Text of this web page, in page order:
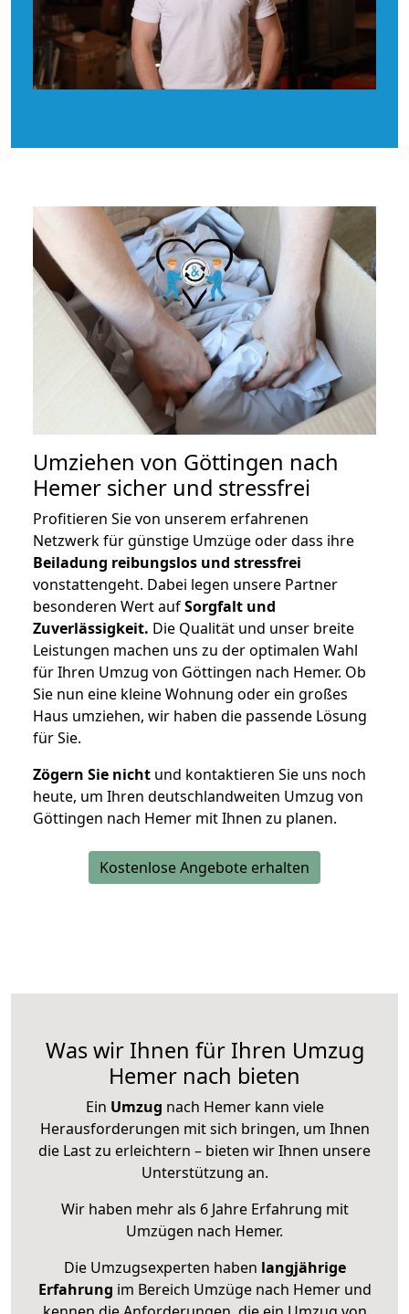
Umziehen von Göttingen nach
Hemer sicher und stressfrei
Profitieren Sie von unserem erfahrenen
Netzwerk für günstige Umzüge oder dass ihre
Beiladung reibungslos und stressfrei
vonstattengeht. Dabei legen unsere Partner
besonderen Wert aufSorgfalt und
Zuverlässigkeit. Die Qualität und unser breite
Leistungen machen uns zu der optimalen Wahl
für Ihren Umzug von Göttingen nach Hemer. Ob
Sie nun eine kleine Wohnung oder ein großes
Haus umziehen, wir haben die passende Lösung
für Sie.
Zögern Sie nicht und kontaktieren Sie uns noch
heute, um Ihren deutschlandweiten Umzug von
Göttingen nach Hemer mit Ihnen zu planen.
Kostenlose Angebote erhalten
Was wir Ihnen für Ihren Umzug
Hemer nach bieten
Ein Umzug nach Hemer kann viele
Herausforderungen mit sich bringen, um Ihnen
die Last zu erleichtern – bieten wir Ihnen unsere
Unterstützung an.
Wir haben mehr als 6 Jahre Erfahrung mit
Umzügen nach Hemer.
Die Umzugsexperten haben langjährige
Erfahrung im Bereich Umzüge nach Hemer und